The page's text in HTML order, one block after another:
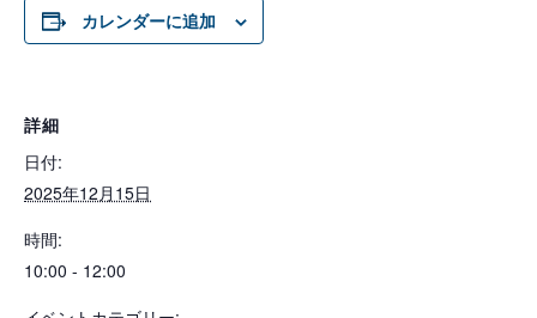
カレンダーに追加
詳細
日付:
2025年12月15日
時間:
10:00 - 12:00